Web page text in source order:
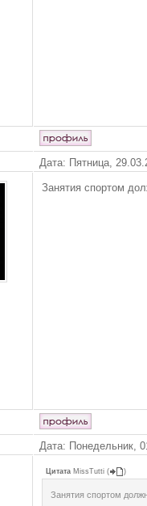
Дата: Пятница,
Занятия спортом
Дата: Понедельник,
Цитата MissTutti ( )
Занятия спортом